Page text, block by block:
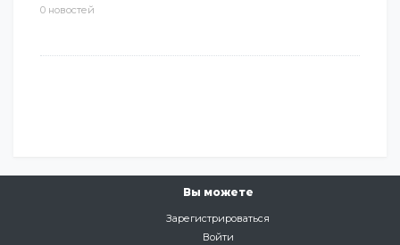
0 новостей
Вы можете
Зарегистрироваться
Войти